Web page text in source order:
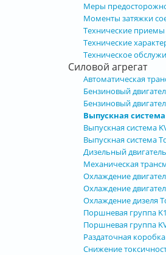
Меры
Моменты затяжки
Технические приемы
Технические
Техническое
Силовой агрегат
Автоматическая
Бензиновый
Бензиновый
Выпускная система
Выпускная система
Выпускная система
Дизельный
Механическая
Охлаждение
Охлаждение
Охлаждение дизеля
Поршневая группа
Поршневая группа
Раздаточная коробка
Снижение